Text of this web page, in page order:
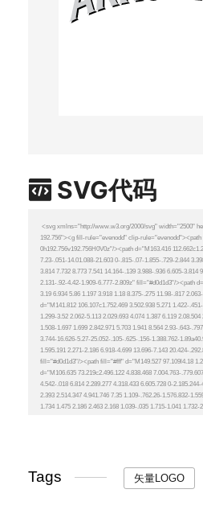
SVG代码
Tags 矢量LOGO